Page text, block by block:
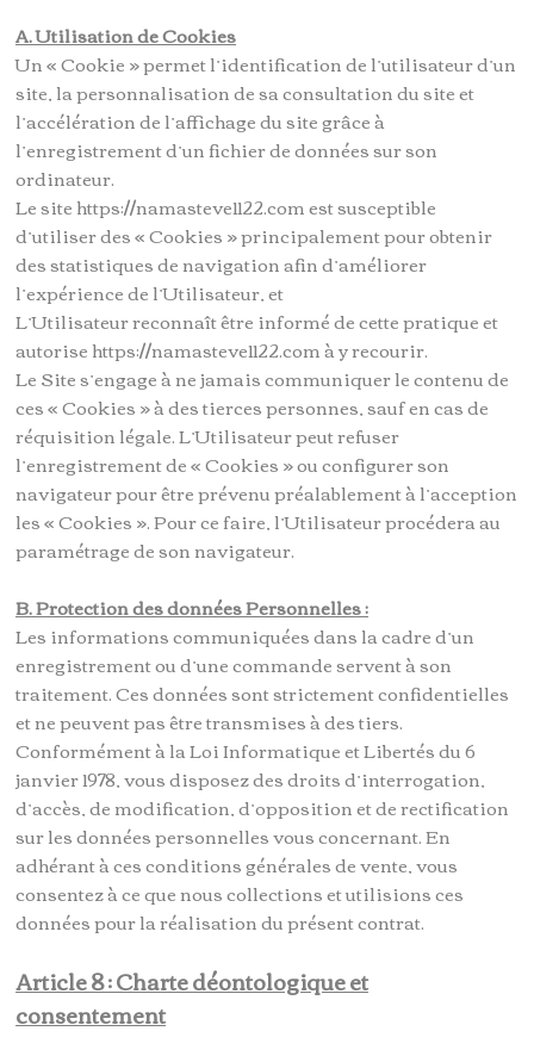
A. Utilisation de Cookies
Un « Cookie » permet l’identification de l’utilisateur d’un
site, la personnalisation de sa consultation du site et
l’accélération de l’affichage du site grâce à
l’enregistrement d’un fichier de données sur son
ordinateur.
Le site https://namasteve1122.com est susceptible
d’utiliser des « Cookies » principalement pour obtenir
des statistiques de navigation afin d’améliorer
l’expérience de l’Utilisateur, et
L’Utilisateur reconnaît être informé de cette pratique et
autorise https://namasteve1122.com à y recourir.
Le Site s’engage à ne jamais communiquer le contenu de
ces « Cookies » à des tierces personnes, sauf en cas de
réquisition légale. L’Utilisateur peut refuser
l’enregistrement de « Cookies » ou configurer son
navigateur pour être prévenu préalablement à l’acception
les « Cookies ». Pour ce faire, l’Utilisateur procédera au
paramétrage de son navigateur.
B. Protection des données Personnelles :
Les informations communiquées dans la cadre d’un
enregistrement ou d’une commande servent à son
traitement. Ces données sont strictement confidentielles
et ne peuvent pas être transmises à des tiers.
Conformément à la Loi Informatique et Libertés du 6
janvier 1978, vous disposez des droits d’interrogation,
d’accès, de modification, d’opposition et de rectification
sur les données personnelles vous concernant. En
adhérant à ces conditions générales de vente, vous
consentez à ce que nous collections et utilisions ces
données pour la réalisation du présent contrat.
Article 8 : Charte déontologique et
consentement